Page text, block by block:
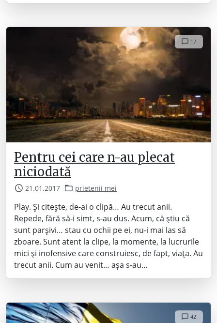
17
Pentru cei care n-au plecat
niciodată
21.01.2017 prietenii mei
Play. Și citește, de-ai o clipă… Au trecut anii.
Repede, fără să-i simt, s-au dus. Acum, că știu că
sunt parșivi… stau cu ochii pe ei, nu-i mai las să
zboare. Sunt atent la clipe, la momente, la lucrurile
mici și inofensive care construiesc, de fapt, viața. Au
trecut anii. Cum au venit… așa s-au…
42